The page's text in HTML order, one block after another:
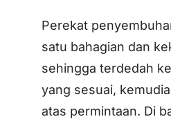
Perekat
satu bahagian dan
sehingga terdedah
yang sesuai,
atas permintaan. Di